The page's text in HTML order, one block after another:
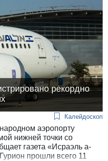
рекордно
Калейдоскоп
аэропорту
нижней точки со
газета «Исраэль а-
прошли всего 11